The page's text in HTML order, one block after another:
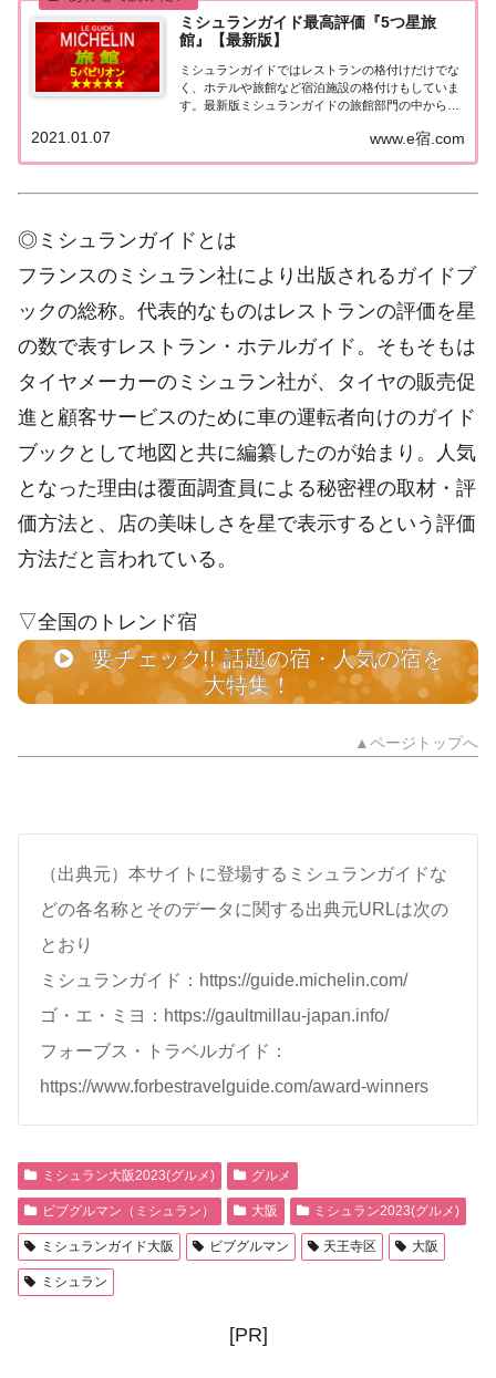
ミシュランガイド最高評価『5つ星旅
館』【最新版】
ミシュランガイドではレストランの格付けだけでな
く、ホテルや旅館など宿泊施設の格付けもしていま
す。最新版ミシュランガイドの旅館部門の中から最
とめてみました♪ いずれも人気ランキングなどで常
www.e宿.com
2021.01.07
◎ミシュランガイドとは
フランスのミシュラン社により出版されるガイドブ
ックの総称。代表的なものはレストランの評価を星
の数で表すレストラン・ホテルガイド。そもそもは
タイヤメーカーのミシュラン社が、タイヤの販売促
進と顧客サービスのために車の運転者向けのガイド
ブックとして地図と共に編纂したのが始まり。人気
となった理由は覆面調査員による秘密裡の取材・評
価方法と、店の美味しさを星で表示するという評価
方法だと言われている。
▽全国のトレンド宿
要チェック!! 話題の宿・人気の宿を
大特集！
▲ページトップへ
（出典元）本サイトに登場するミシュランガイドな
どの各名称とそのデータに関する出典元URLは次の
とおり
ミシュランガイド：https://guide.michelin.com/
ゴ・エ・ミヨ：https://gaultmillau-japan.info/
フォーブス・トラベルガイド：
https://www.forbestravelguide.com/award-winners
ミシュラン大阪2023(グルメ) グルメ
ビブグルマン（ミシュラン） 大阪 ミシュラン2023(グルメ)
ミシュランガイド大阪 ビブグルマン 天王寺区 大阪
ミシュラン
[PR]